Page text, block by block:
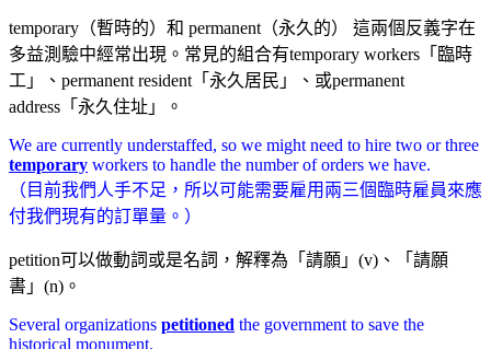
temporary（暫時的）和 permanent（永久的） 這兩個反義字在
多益測驗中經常出現。常見的組合有temporary workers「臨時
工」、permanent resident「永久居民」、或permanent
address「永久住址」。
We are currently understaffed, so we might need to hire two or three
temporary workers to handle the number of orders we have.
（目前我們人手不足，所以可能需要雇用兩三個臨時雇員來應
付我們現有的訂單量。）
petition可以做動詞或是名詞，解釋為「請願」(v)、「請願
書」(n)。
Several organizations petitioned the government to save the
historical monument.